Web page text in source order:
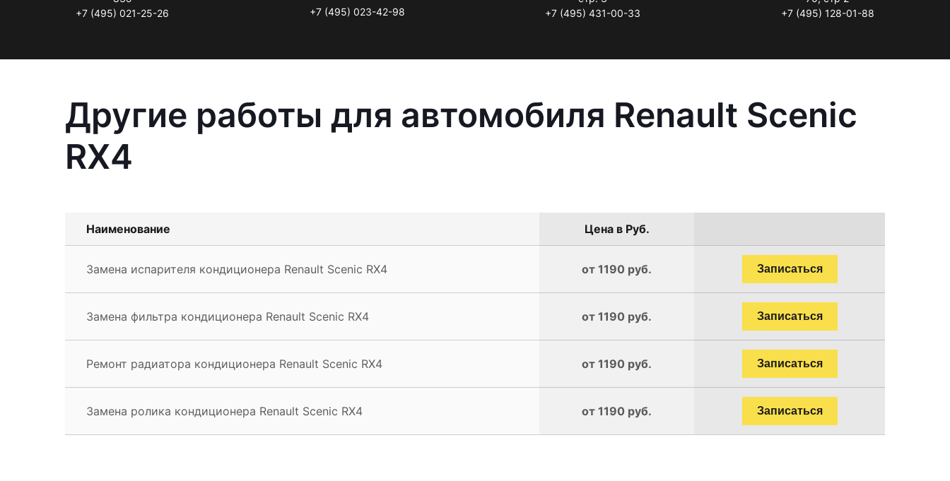
+7 (495) 021-25-26
+7 (495) 023-42-98
+7 (495) 431-00-33
+7 (495) 128-01-88
Другие работы для автомобиля Renault Scenic
RX4
Наименование Цена в Руб.
Замена испарителя кондиционера Renault Scenic RX4 от 1190 руб. Записаться
Замена фильтра кондиционера Renault Scenic RX4 от 1190 руб. Записаться
Ремонт радиатора кондиционера Renault Scenic RX4 от 1190 руб. Записаться
Замена ролика кондиционера Renault Scenic RX4 от 1190 руб. Записаться